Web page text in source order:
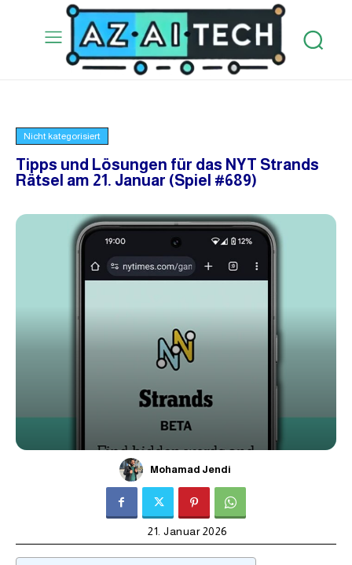
Nicht kategorisiert
Tipps und Lösungen für das NYT Strands
Rätsel am 21. Januar (Spiel #689)
Mohamad Jendi
21. Januar 2026